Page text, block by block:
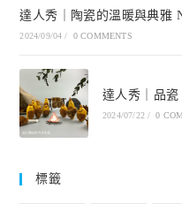
達人秀｜陶瓷的溫暖與典雅
2024/09/04 / 0 COMMENTS
達人秀｜品
2024/07/22 / 0
標籤